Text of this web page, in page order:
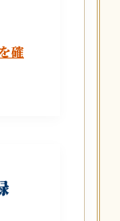
確